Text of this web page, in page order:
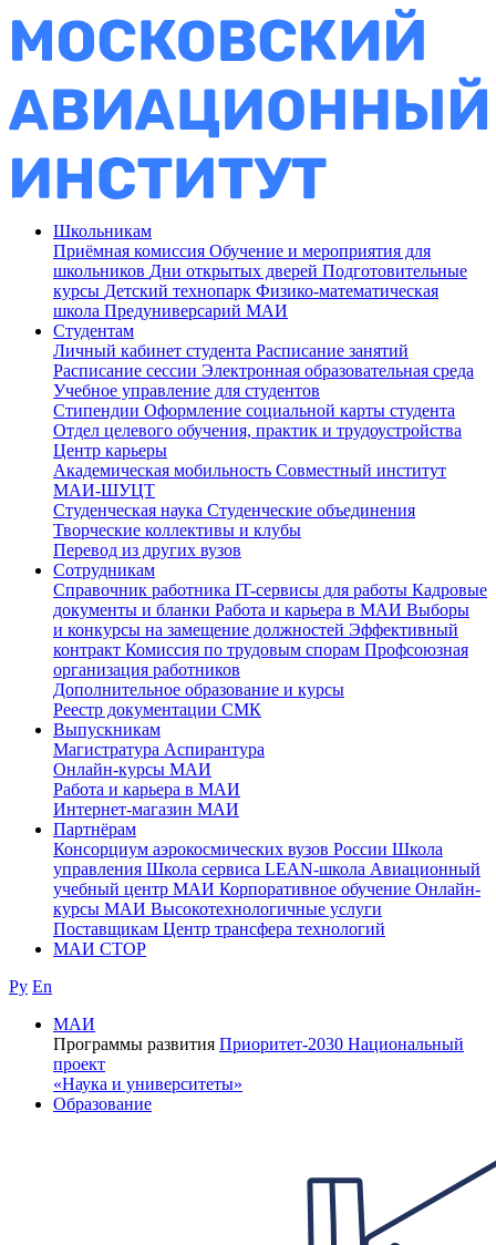
Школьникам
Приёмная комиссия Обучение и мероприятия для
школьников Дни открытых дверей Подготовительные
курсы Детский технопарк Физико-математическая
школа Предуниверсарий МАИ
Студентам
Личный кабинет студента Расписание занятий
Расписание сессии Электронная образовательная среда
Учебное управление для студентов
Стипендии Оформление социальной карты студента
Отдел целевого обучения, практик и трудоустройства
Центр карьеры
Академическая мобильность Совместный институт
МАИ-ШУЦТ
Студенческая наука Студенческие объединения
Творческие коллективы и клубы
Перевод из других вузов
Сотрудникам
Cправочник работника IT-сервисы для работы Кадровые
документы и бланки Работа и карьера в МАИ Выборы
и конкурсы на замещение должностей Эффективный
контракт Комиссия по трудовым спорам Профсоюзная
организация работников
Дополнительное образование и курсы
Реестр документации СМК
Выпускникам
Магистратура Аспирантура
Онлайн-курсы МАИ
Работа и карьера в МАИ
Интернет-магазин МАИ
Партнёрам
Консорциум аэрокосмических вузов России Школа
управления Школа сервиса LEAN-школа Авиационный
учебный центр МАИ Корпоративное обучение Онлайн-
курсы МАИ Высокотехнологичные услуги
Поставщикам Центр трансфера технологий
МАИ СТОР
Ру En
МАИ
Программы развития Приоритет-2030 Национальный
проект
«Наука и университеты»
Образование